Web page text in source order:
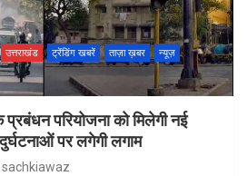
उत्तराखंड ट्रेंडिंग खबरें ताज़ा ख़बर
न्यूज़
प्रबंधन परियोजना को मिलेगी नई
पर लगेगी लगाम
sachkiawaz